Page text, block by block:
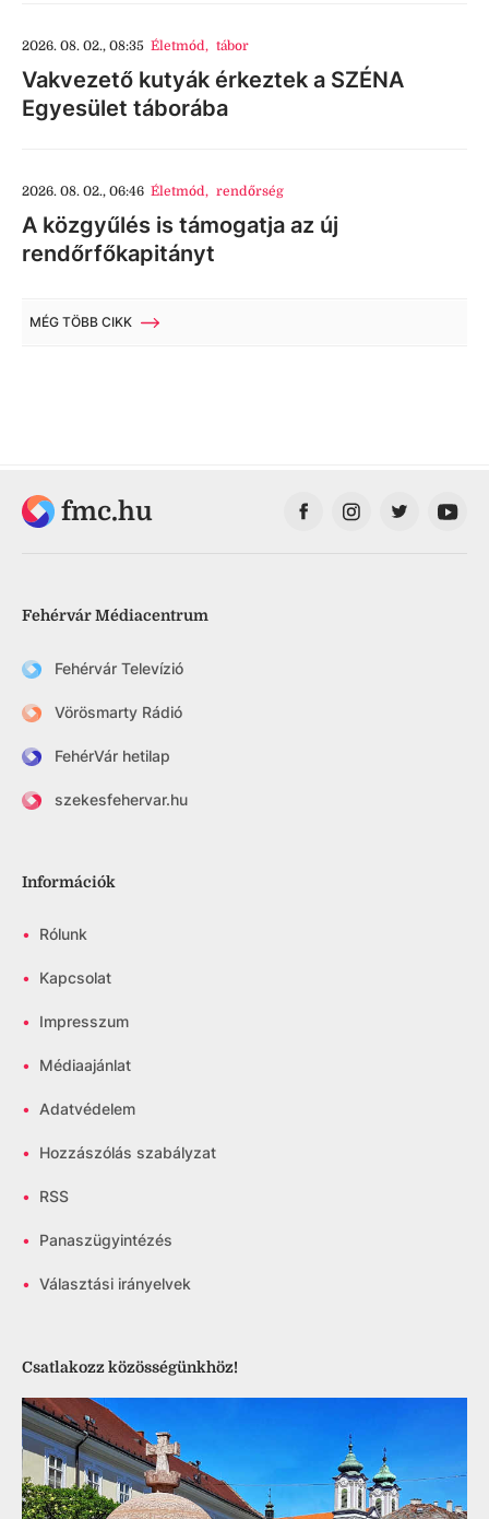
2026. 08. 02., 08:35 Életmód, tábor
Vakvezető kutyák érkeztek a SZÉNA
Egyesület táborába
2026. 08. 02., 06:46 Életmód, rendőrség
A közgyűlés is támogatja az új
rendőrfőkapitányt
MÉG TÖBB CIKK
fmc.hu
Fehérvár Médiacentrum
Fehérvár Televízió
Vörösmarty Rádió
FehérVár hetilap
szekesfehervar.hu
Információk
• Rólunk
• Kapcsolat
• Impresszum
• Médiaajánlat
• Adatvédelem
• Hozzászólás szabályzat
• RSS
• Panaszügyintézés
• Választási irányelvek
Csatlakozz közösségünkhöz!